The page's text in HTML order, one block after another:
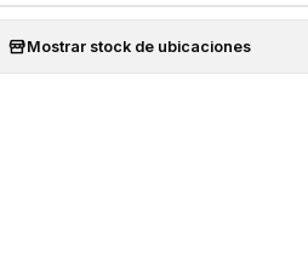
Mostrar stock de ubicaciones